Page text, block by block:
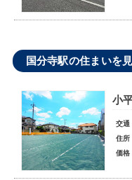
国分寺駅の住まいを
小
交通
住所
価格